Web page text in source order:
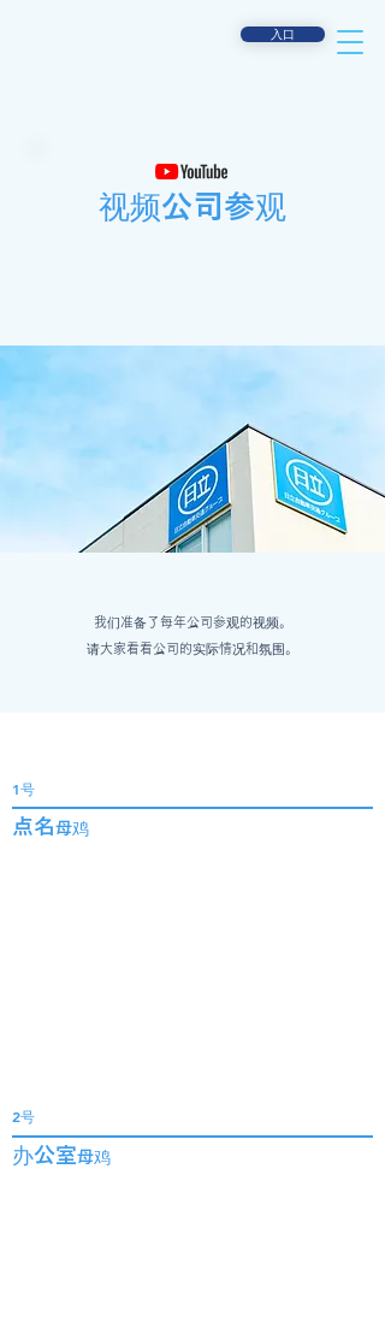
入口
视频公司参观
我们准备了每年公司参观的视频。
请大家看看公司的实际情况和氛围。
1号
点名母鸡
2号
办公室母鸡